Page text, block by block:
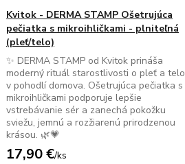
Kvitok - DERMA STAMP Ošetrujúca
pečiatka s mikroihličkami - plniteľná
(pleť/telo)
✨ DERMA STAMP od Kvitok prináša
moderný rituál starostlivosti o pleť a telo
v pohodlí domova. Ošetrujúca pečiatka s
mikroihličkami podporuje lepšie
vstrebávanie sér a zanechá pokožku
sviežu, jemnú a rozžiarenú prirodzenou
krásou. 🌿💗
17,90 €/ks